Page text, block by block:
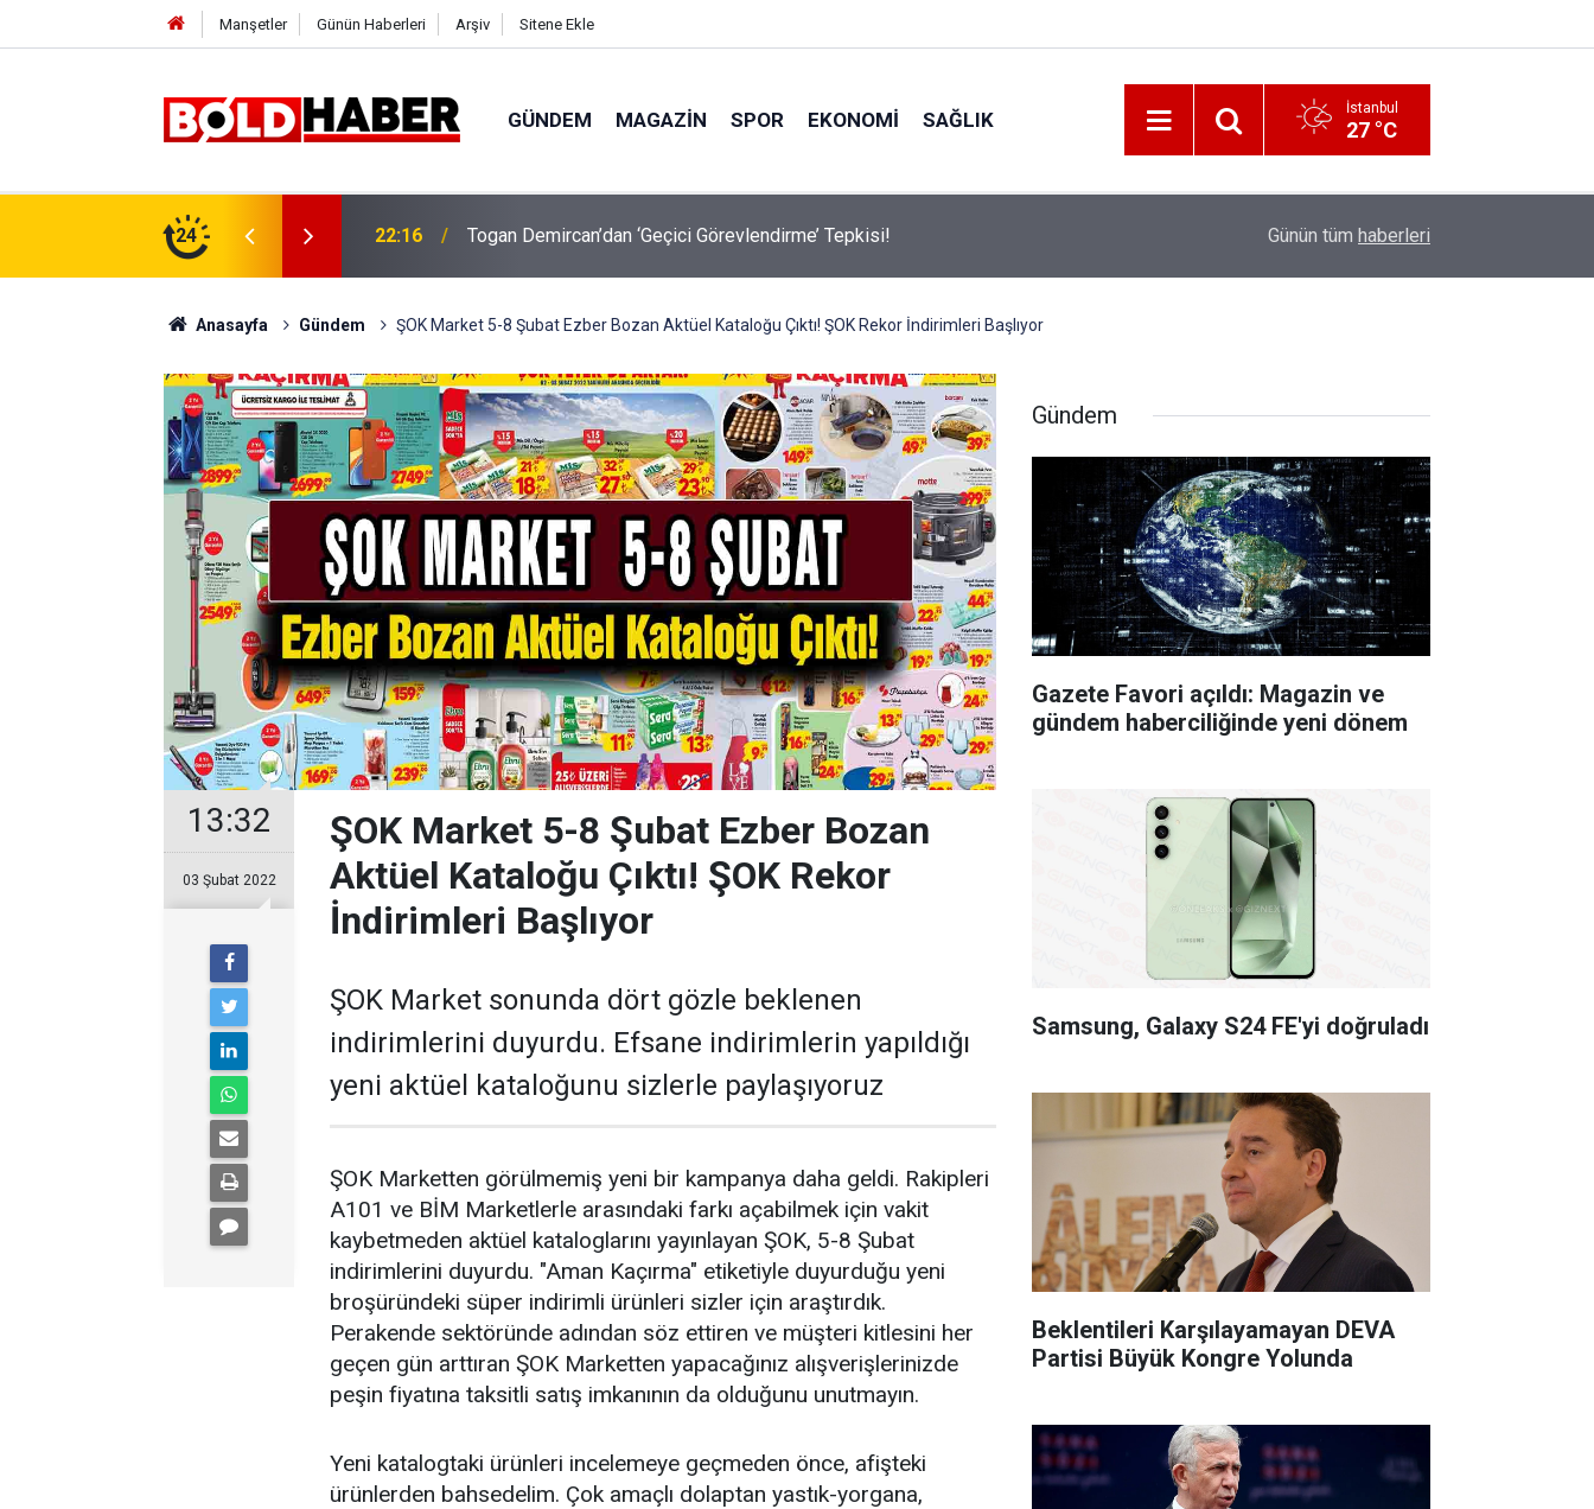
Manşetler Günün Haberleri Arşiv Sitene Ekle
GÜNDEM MAGAZIN SPOR EKONOMI SAĞLIK İstanbul
27 °C
24 19:32 Sıcak Havalarda Ödem Şikayetini Hafife Almayın! İzmir 112’de Kan Donduran İddialar!
Günün tüm haberleri
Anasayfa Gündem ŞOK Market 5-8 Şubat Ezber Bozan Aktüel Kataloğu Çıktı! ŞOK Rekor İndirimleri Başlıyor
13:32
03 Şubat 2022
ŞOK Market 5-8 Şubat Ezber Bozan
Aktüel Kataloğu Çıktı! ŞOK Rekor
İndirimleri Başlıyor
ŞOK Market sonunda dört gözle beklenen
indirimlerini duyurdu. Efsane indirimlerin yapıldığı
yeni aktüel kataloğunu sizlerle paylaşıyoruz
ŞOK Marketten görülmemiş yeni bir kampanya daha geldi. Rakipleri
A101 ve BİM Marketlerle arasındaki farkı açabilmek için vakit
kaybetmeden aktüel kataloglarını yayınlayan ŞOK, 5-8 Şubat
indirimlerini duyurdu. "Aman Kaçırma" etiketiyle duyurduğu yeni
broşüründeki süper indirimli ürünleri sizler için araştırdık.
Perakende sektöründe adından söz ettiren ve müşteri kitlesini her
geçen gün arttıran ŞOK Marketten yapacağınız alışverişlerinizde
peşin fiyatına taksitli satış imkanının da olduğunu unutmayın.
Yeni katalogtaki ürünleri incelemeye geçmeden önce, afişteki
ürünlerden bahsedelim. Çok amaçlı dolaptan yastık-yorgana,
Gündem
Gazete Favori açıldı: Magazin ve
gündem haberciliğinde yeni dönem
Samsung, Galaxy S24 FE'yi doğruladı
Beklentileri Karşılayamayan DEVA
Partisi Büyük Kongre Yolunda